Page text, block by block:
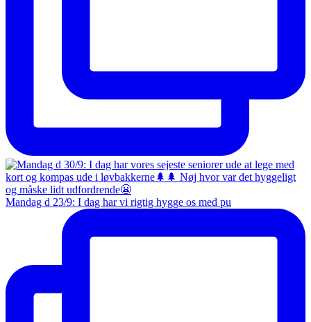
Mandag d 23/9: I dag har vi rigtig hygge os med pu